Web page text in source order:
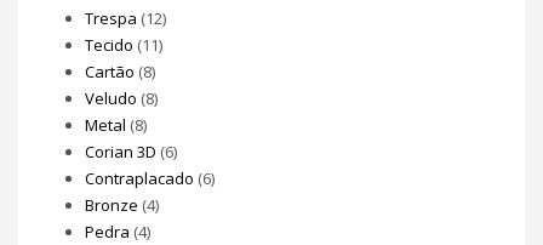
Trespa (12)
Tecido (11)
Cartão (8)
Veludo (8)
Metal (8)
Corian 3D (6)
Contraplacado (6)
Bronze (4)
Pedra (4)